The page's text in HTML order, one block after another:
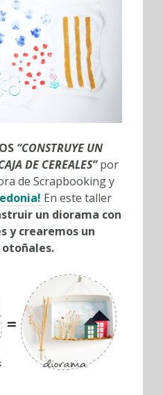
“CONSTRUYE UN
DE CEREALES”por
de Scrapbooking y
En este taller
un diorama con
y crearemos un